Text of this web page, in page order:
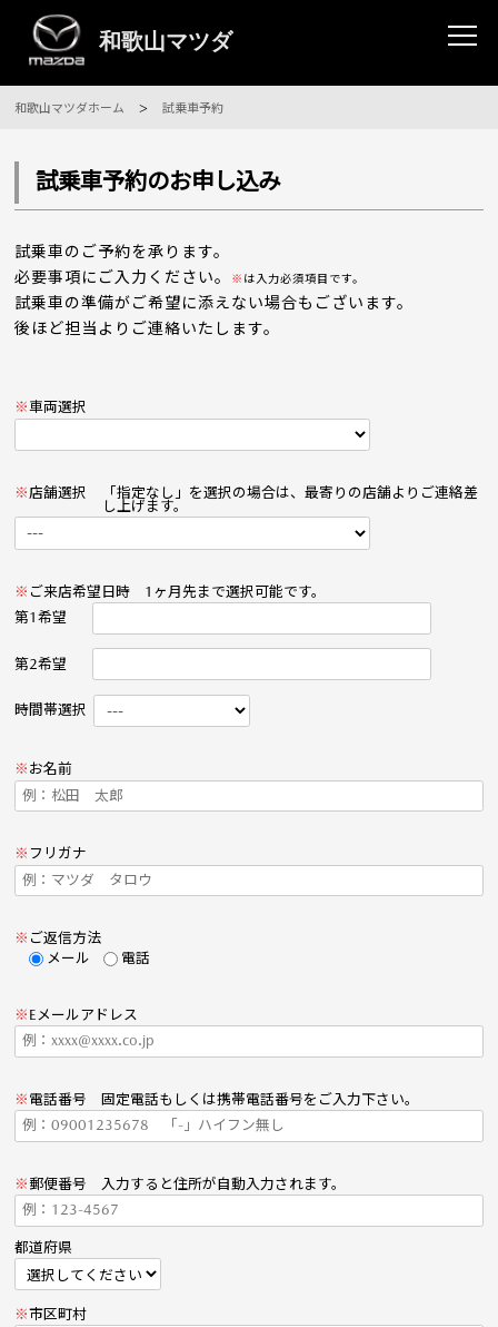
和歌山マツダホーム 試乗車予約
試乗車予約のお申し込み
試乗車のご予約を承ります。
必要事項にご入力ください。
※ は入力必須項目です。
試乗車の準備がご希望に添えない場合もございます。
後ほど担当よりご連絡いたします。
※車両選択
※ 店舗選択
「指定なし」を選択の場合は、最寄りの店舗よりご連絡差
し上げます。
※ ご来店希望日時
1ヶ月先まで選択可能です。
第1希望
第2希望
時間帯選択
※ お名前
※ フリガナ
※ ご返信方法
メール
電話
※ Eメールアドレス
※ 電話番号 固定電話もしくは携帯電話番号をご入力下さい。
※郵便番号 入力すると住所が自動入力されます。
都道府県
※市区町村